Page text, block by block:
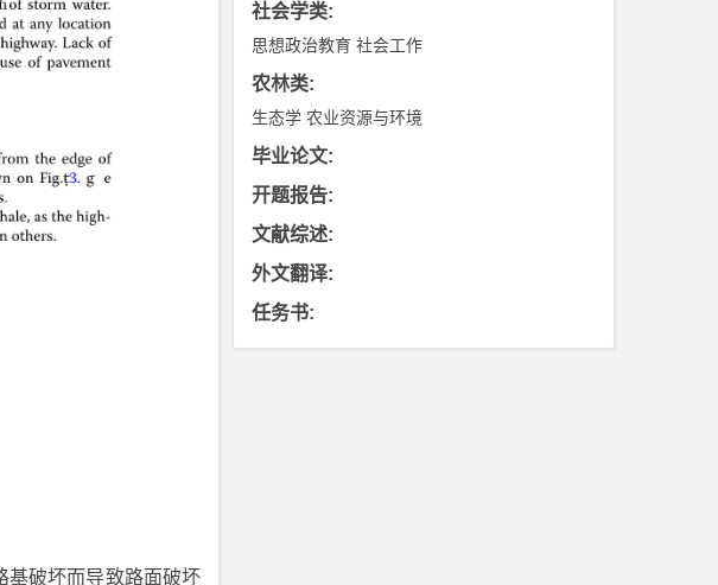
基破坏而导致路面破坏
社会学类:
思想政治教育 社会工作
农林类:
生态学 农业资源与环境
毕业论文:
开题报告:
文献综述:
外文翻译:
任务书: